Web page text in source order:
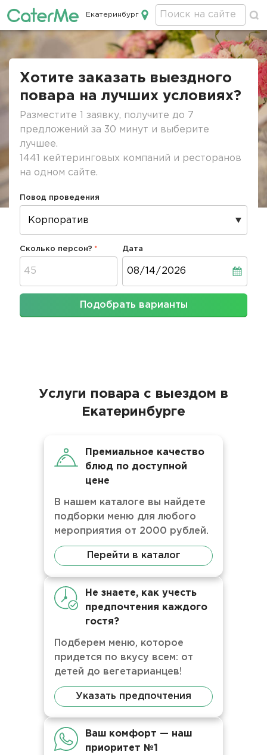
Кейтеринг в Екатеринбурге
Екатеринбург
Строка
Хотите заказать выездного
повара на лучших условиях?
Разместите 1 заявку, получите до 7
предложений за 30 минут и выберите
лучшее.
1441 кейтеринговых компаний и ресторанов
на одном сайте.
Повод проведения
Сколько персон? Дата
Подобрать варианты
Услуги повара с выездом в
Екатеринбурге
Премиальное качество
блюд по доступной
цене
В нашем каталоге вы найдете
подборки меню для любого
мероприятия от 2000 рублей.
Перейти в каталог
Не знаете, как учесть
предпочтения каждого
гостя?
Подберем меню, которое
придется по вкусу всем: от
детей до вегетарианцев!
Указать предпочтения
Ваш комфорт — наш
приоритет №1